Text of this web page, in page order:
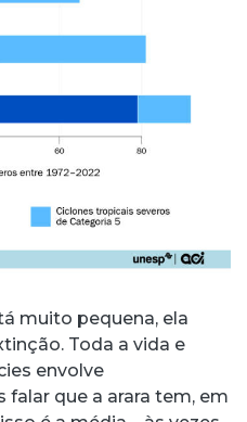
muito pequena, ela
Toda a vida e
envolve
que a arara tem, em